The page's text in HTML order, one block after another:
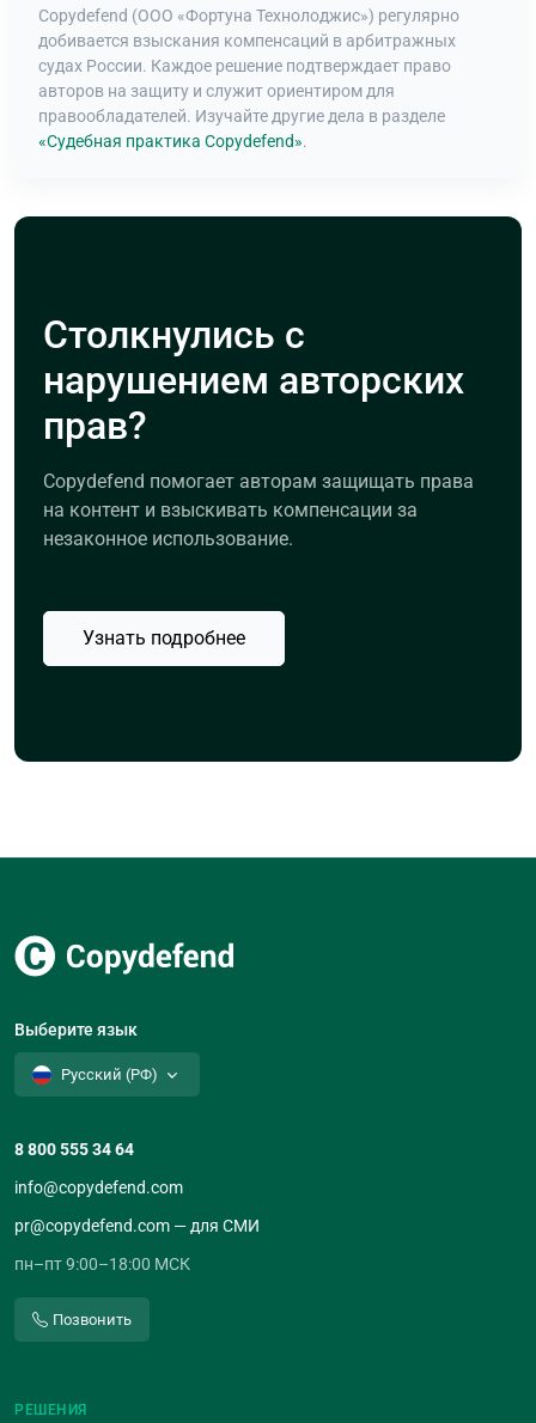
Copydefend (ООО «Фортуна Технолоджис») регулярно
добивается взыскания компенсаций в арбитражных
судах России. Каждое решение подтверждает право
авторов на защиту и служит ориентиром для
правообладателей. Изучайте другие дела в разделе
«Судебная практика Copydefend».
Столкнулись с
нарушением авторских
прав?
Copydefend помогает авторам защищать права
на контент и взыскивать компенсации за
незаконное использование.
Узнать подробнее
Выберите язык
Русский (РФ)
8 800 555 34 64
info@copydefend.com
pr@copydefend.com — для СМИ
пн–пт 9:00–18:00 МСК
Позвонить
РЕШЕНИЯ